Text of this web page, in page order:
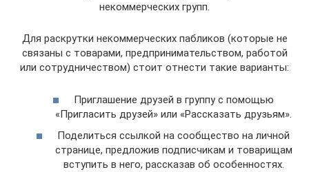
некоммерческих групп.
Для раскрутки некоммерческих пабликов (которые не
связаны с товарами, предпринимательством, работой
или сотрудничеством) стоит отнести такие варианты:
Приглашение друзей в группу с помощью
«Пригласить друзей» или «Рассказать друзьям».
Поделиться ссылкой на сообщество на личной
странице, предложив подписчикам и товарищам
вступить в него, рассказав об особенностях.